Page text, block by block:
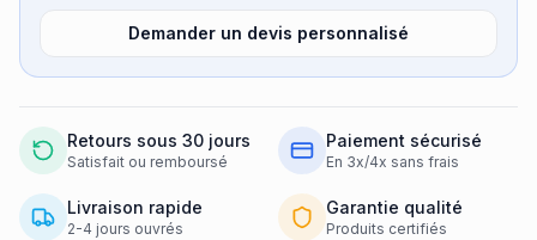
Demander un devis personnalisé
Retours sous 30 jours
Satisfait ou remboursé
Paiement sécurisé
En 3x/4x sans frais
Livraison rapide
2-4 jours ouvrés
Garantie qualité
Produits certifiés